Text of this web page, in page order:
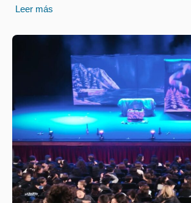
Leer más